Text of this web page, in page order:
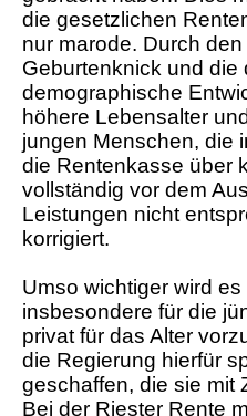
die gesetzlichen
nur marode. Durch
Geburtenknick und die
demographische
höhere Lebensalter
jungen Menschen, die
die Rentenkasse über
vollständig vor dem
Leistungen nicht
korrigiert.
Umso wichtiger wird
insbesondere für die
privat für das Alter
die Regierung hierfür
geschaffen, die sie mit
Bei der Riester Rente